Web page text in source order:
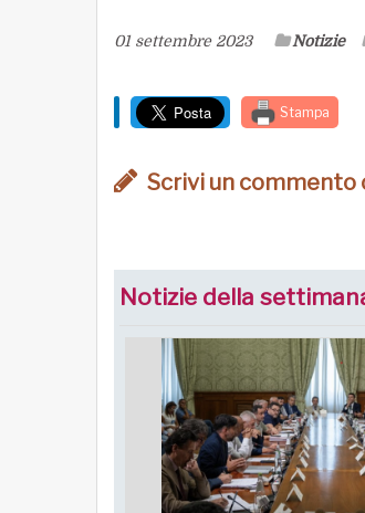
01 settembre 2023 Notizie
Stampa
Scrivi un commento
Notizie della